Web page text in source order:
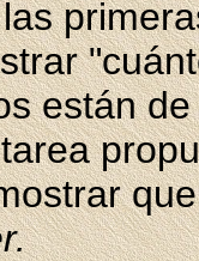
están